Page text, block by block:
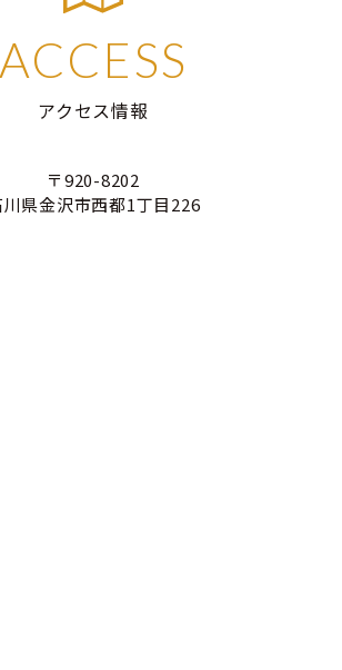
ACCESS
アクセス情報
〒920-8202
川県金沢市西都1丁目226